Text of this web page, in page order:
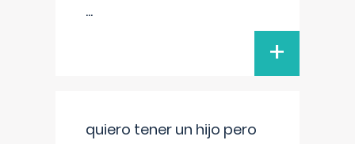
...
+
quiero tener un hijo pero